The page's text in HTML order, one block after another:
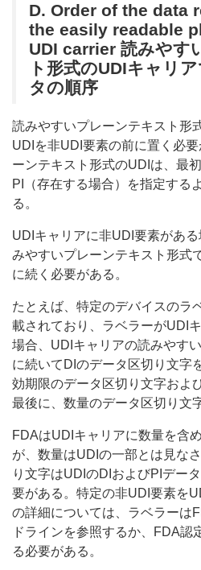
D. Order of the data
the easily readable
UDI carrier 読みやす
ト形式のUDIキャリ
タの順序
読みやすいプレーンテキスト形
UDIを非UDI要素の前に置く必
ーンテキスト形式のUDIは、最
PI（存在する場合）を指定する
る。
UDIキャリアに非UDI要素があ
みやすいプレーンテキスト形式
に続く必要がある。
たとえば、特定のデバイスのラ
載されており、ラベラーがUDI
場合、UDIキャリアの読みやす
に続いてDIのデータ区切り文字
効期限のデータ区切り文字およ
最後に、数量のデータ区切り文
FDAはUDIキャリアに数量を含
が、数量はUDIの一部とは見な
り文字はUDIのDIおよびPIデー
要がある。特定の非UDI要素を
の詳細については、ラベラーは
ドラインを参照するか、FDA認
る必要がある。